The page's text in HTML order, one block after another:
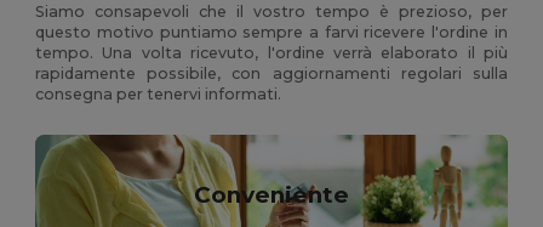
Siamo consapevoli che il vostro tempo è prezioso, per
questo motivo puntiamo sempre a farvi ricevere l'ordine in
tempo. Una volta ricevuto, l'ordine verrà elaborato il più
rapidamente possibile, con aggiornamenti regolari sulla
consegna per tenervi informati.
Conveniente